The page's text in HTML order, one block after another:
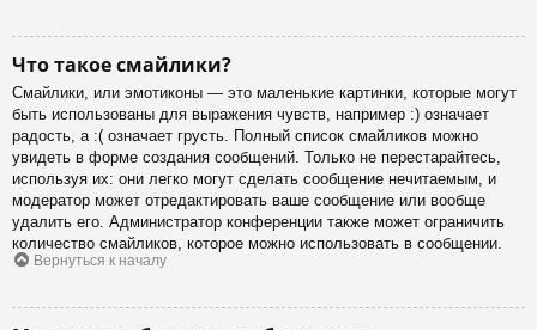
Что такое смайлики?
Смайлики, или эмотиконы — это маленькие картинки, которые могут
быть использованы для выражения чувств, например :) означает
радость, а :( означает грусть. Полный список смайликов можно
увидеть в форме создания сообщений. Только не перестарайтесь,
используя их: они легко могут сделать сообщение нечитаемым, и
модератор может отредактировать ваше сообщение или вообще
удалить его. Администратор конференции также может ограничить
количество смайликов, которое можно использовать в сообщении.
Вернуться к началу